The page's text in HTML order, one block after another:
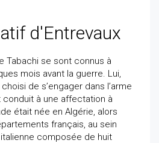
d'Entrevaux
Tabachi se sont connus à
mois avant la guerre. Lui,
de s’engager dans l’arme
conduit à une affectation à
était née en Algérie, alors
français, au sein
italienne composée de huit